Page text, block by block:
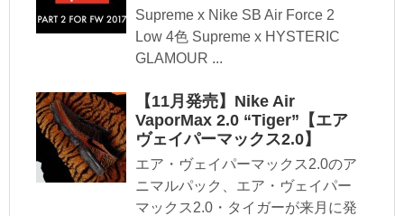
Supreme x Nike SB Air Force 2
Low 4色 Supreme x HYSTERIC
GLAMOUR ...
【11月発売】Nike Air
VaporMax 2.0 “Tiger”【エア
ヴェイパーマックス2.0】
エア・ヴェイパーマックス2.0のア
ニマルパック、エア・ヴェイパー
マックス2.0・タイガーが来月に発